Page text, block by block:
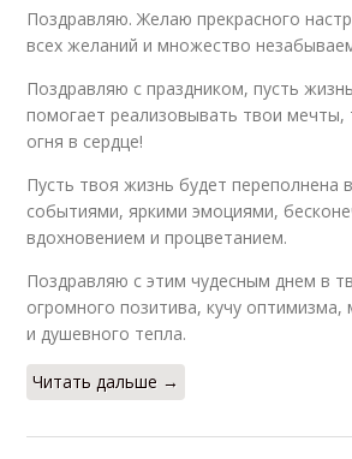
Поздравляю. Желаю прекрасного
всех желаний и множество
Поздравляю с праздником, пусть
помогает реализовывать твои мечты,
огня в сердце!
Пусть твоя жизнь будет переполнена
событиями, яркими эмоциями,
вдохновением и процветанием.
Поздравляю с этим чудесным днем в
огромного позитива, кучу оптимизма,
и душевного тепла.
Читать дальше →